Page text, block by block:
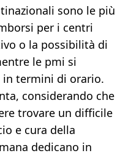
sono le più
per i centri
o la possibilità di
le pmi si
termini di orario.
considerando che
trovare un difficile
e cura della
dedicano in